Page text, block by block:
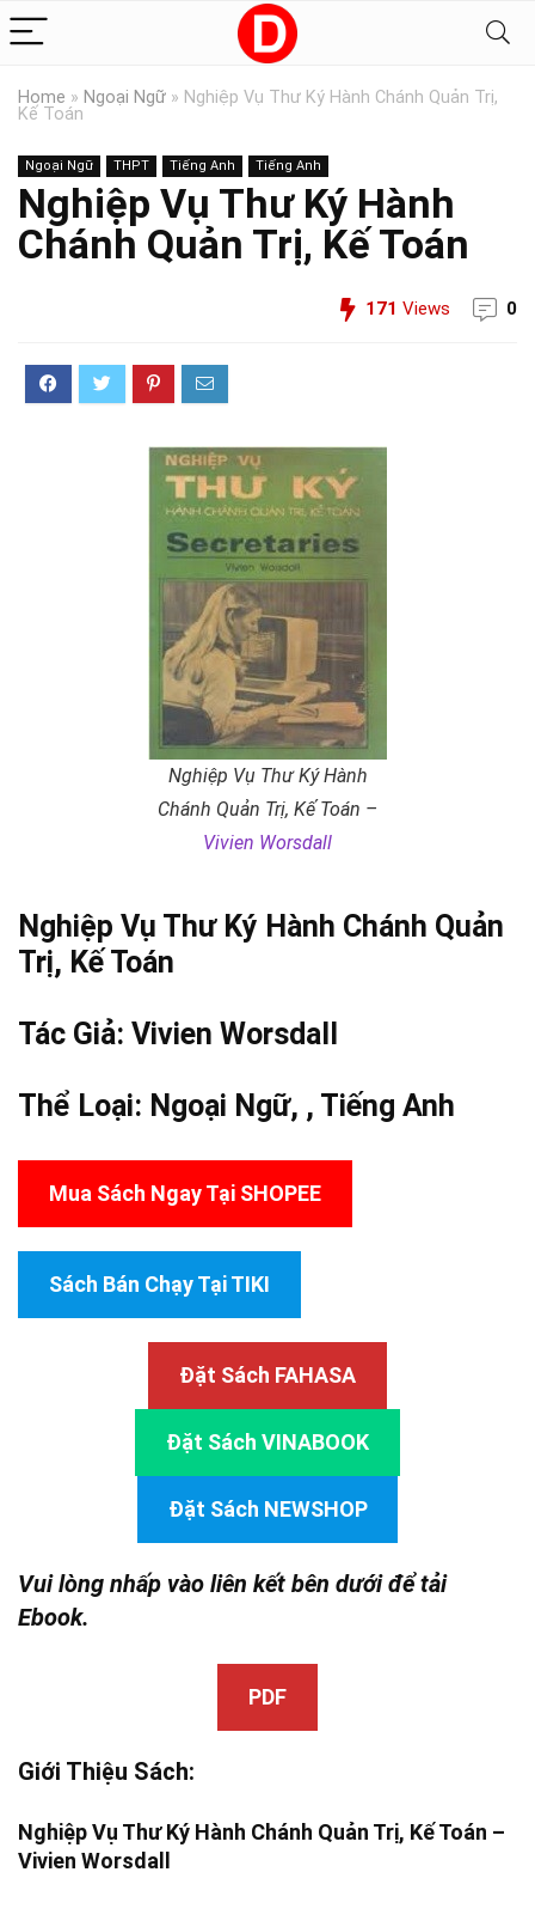
Home » Ngoại Ngữ » Nghiệp Vụ Thư Ký Hành Chánh Quản Trị,
Kế Toán
Ngoại Ngữ THPT Tiếng Anh Tiếng Anh
Nghiệp Vụ Thư Ký Hành
Chánh Quản Trị, Kế Toán
171 Views 0
Nghiệp Vụ Thư Ký Hành
Chánh Quản Trị, Kế Toán –
Vivien Worsdall
Nghiệp Vụ Thư Ký Hành Chánh Quản
Trị, Kế Toán
Tác Giả: Vivien Worsdall
Thể Loại: Ngoại Ngữ, , Tiếng Anh
Mua Sách Ngay Tại SHOPEE
Sách Bán Chạy Tại TIKI
Đặt Sách FAHASA
Đặt Sách VINABOOK
Đặt Sách NEWSHOP
Vui lòng nhấp vào liên kết bên dưới để tải
Ebook.
PDF
Giới Thiệu Sách:
Nghiệp Vụ Thư Ký Hành Chánh Quản Trị, Kế Toán –
Vivien Worsdall